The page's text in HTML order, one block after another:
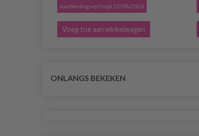
Aanbieding verloopt 12/08/2026
Voeg toe aan winkelwagen
ONLANGS BEKEKEN